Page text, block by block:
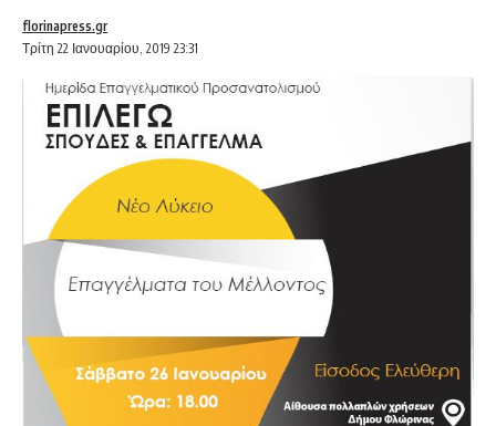
Τρίτη 22 Ιανουαρίου, 2019 23:31
florinapress.gr